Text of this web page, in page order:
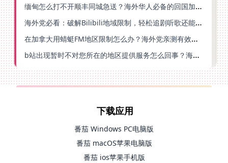
缅甸怎么打不开顺丰同城急送？海外华人必备的回国加速指南（附B站会员游戏解决方案）
海外党必看：破解Bilibili地域限制，轻松追剧听歌还能流畅理财的实用指南
在加拿大用蜻蜓FM地区限制怎么办？海外党亲测有效的回国加速方案
b站出现暂时不对您所在的地区提供服务怎么回事？海外党亲测有效的回国加速方案
下载应用
番茄 Windows PC电脑版
番茄 macOS苹果电脑版
番茄 ios苹果手机版